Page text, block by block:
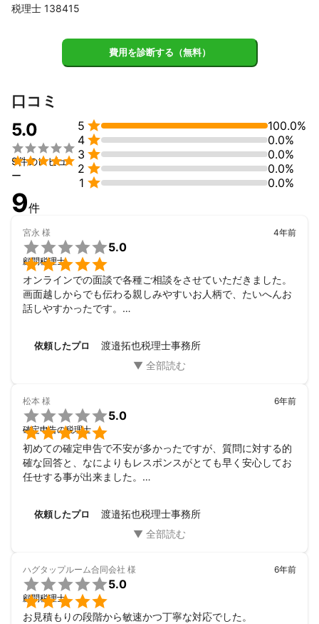
経営者様とのステキな事業展開ができることを
また初回のご面談、ご相談は無料で対応致しますので
これまでの実績
会社設立手続を始めスタートアップの会社様から年商30億以上の
アピールポイント
昔からサービス業のアルバイトなどを
通じ人と人との繋がりや相手の立場を
考えるようになり、税理士としても
経営者様の事を第一に考え、
相手のかゆいところに手が届く
そんな存在でありたいと思っております。
34歳と未熟な部分はございますが
フットワークの軽さとスピーディかつ
丁寧な仕事の対応は自信があります^ ^
経営者様のビジネスがより良い方向に
進むように私が全力でサポート致します！
税理士 138415
費用を診断する（無料）
口コミ
5.0


9件のレビュ
ー
5 
100.0%
4 
0.0%
3 
0.0%
2 
0.0%
1  0.0%
9件
宮永 様


5.0
顧問税理士
4年前
オンラインでの面談で各種ご相談をさせていただきました。
画面越しからでも伝わる親しみやすいお人柄で、たいへんお
話しやすかったです。
あと数件見積もりを取る予定でしたが、面談後すぐに渡邊先
依頼したプロ 渡邉拓也税理士事務所
松本 様


5.0
確定申告の税理士
6年前
初めての確定申告で不安が多かったですが、質問に対する的
確な回答と、なによりもレスポンスがとても早く安心してお
任せする事が出来ました。
依頼したプロ 渡邉拓也税理士事務所
ハグタップルーム合同会社 様


5.0
顧問税理士
6年前
お見積もりの段階から敏速かつ丁寧な対応でした。